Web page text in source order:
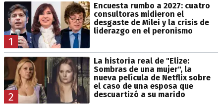
1
Encuesta rumbo a 2027: cuatro
consultoras midieron el
desgaste de Milei y la crisis de
liderazgo en el peronismo
2
La historia real de "Elize:
Sombras de una mujer", la
nueva película de Netflix sobre
el caso de una esposa que
descuartizó a su marido